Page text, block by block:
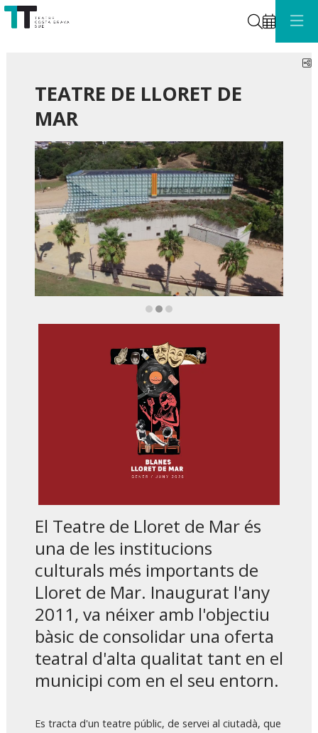
Cerca
TEATRE DE LLORET DE
MAR
Diapositiva 2 de 3: Teatre de Lloret de Mar
El Teatre de Lloret de Mar és
una de les institucions
culturals més importants de
Lloret de Mar. Inaugurat l'any
2011, va néixer amb l'objectiu
bàsic de consolidar una oferta
teatral d'alta qualitat tant en el
municipi com en el seu entorn.
Es tracta d'un teatre públic, de servei al ciutadà, que